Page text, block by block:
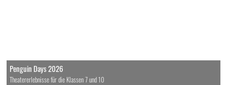
Penguin Days 2026
Theatererlebnisse für die Klassen 7 und 10